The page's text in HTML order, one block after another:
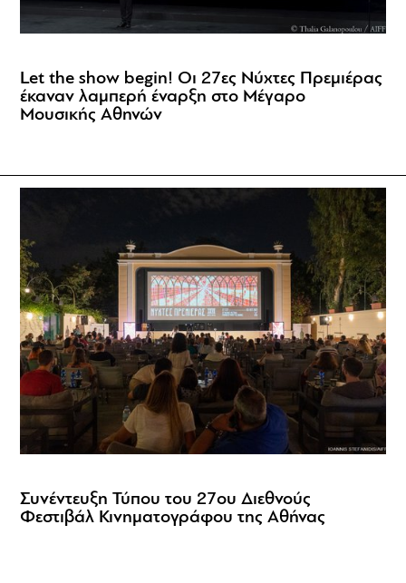
Let the show begin! Οι 27ες Νύχτες Πρεμιέρας
έκαναν λαμπερή έναρξη στο Μέγαρο
Μουσικής Αθηνών
Συνέντευξη Τύπου του 27ου Διεθνούς
Φεστιβάλ Κινηματογράφου της Αθήνας